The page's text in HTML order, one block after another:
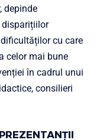
depinde
disparițiilor
cu care
celor mai bune
în cadrul unui
consilieri